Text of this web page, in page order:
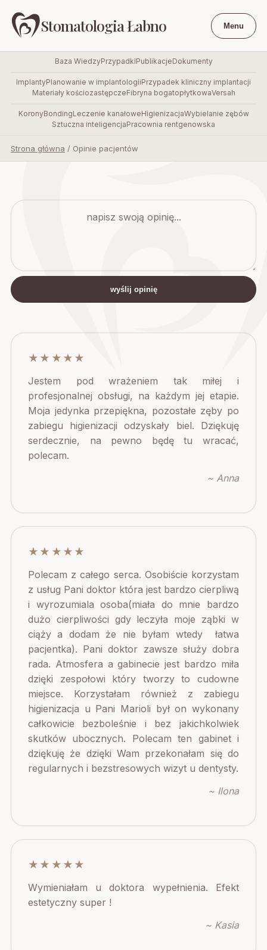
Stomatologia Łabno Menu
Baza WiedzyPrzypadkiPublikacjeDokumenty
ImplantyPlanowanie w implantologiiPrzypadek kliniczny implantacji
Materiały kościozastępczeFibryna bogatopłytkowaVersah
KoronyBondingLeczenie kanałoweHigienizacjaWybielanie zębów
Sztuczna inteligencjaPracownia rentgenowska
Strona główna / Opinie pacjentów
wyślij opinię
★★★★★
Jestem pod wrażeniem tak miłej i
profesjonalnej obsługi, na każdym jej etapie.
Moja jedynka przepiękna, pozostałe zęby po
zabiegu higienizacji odzyskały biel. Dziękuję
serdecznie, na pewno będę tu wracać,
polecam.
~ Anna
★★★★★
Polecam z całego serca. Osobiście korzystam
z usług Pani doktor która jest bardzo cierpliwą
i wyrozumiala osoba(miała do mnie bardzo
dużo cierpliwości gdy leczyła moje ząbki w
ciąży a dodam że nie byłam wtedy łatwa
pacjentka). Pani doktor zawsze służy dobra
rada. Atmosfera a gabinecie jest bardzo miła
dzięki zespołowi który tworzy to cudowne
miejsce. Korzystałam również z zabiegu
higienizacja u Pani Marioli był on wykonany
całkowicie bezboleśnie i bez jakichkolwiek
skutków ubocznych. Polecam ten gabinet i
dziękuję że dzięki Wam przekonałam się do
regularnych i bezstresowych wizyt u dentysty.
~ Ilona
★★★★★
Wymieniałam u doktora wypełnienia. Efekt
estetyczny super !
~ Kasia